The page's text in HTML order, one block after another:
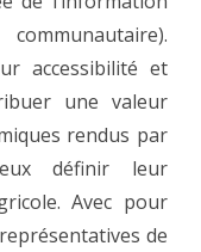
accessibilité et
une valeur
rendus par
définir leur
Avec pour
de